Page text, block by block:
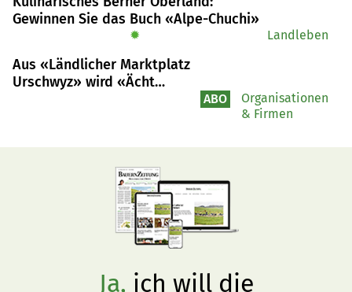
bestens im Griff.
Gewinnen Sie das Buch «Alpe-Chuchi»
✹ Landleben
Aus «Ländlicher Marktplatz
Urschwyz» wird «Ächt
ABO
Organisationen
& Firmen
Ja, ich will die